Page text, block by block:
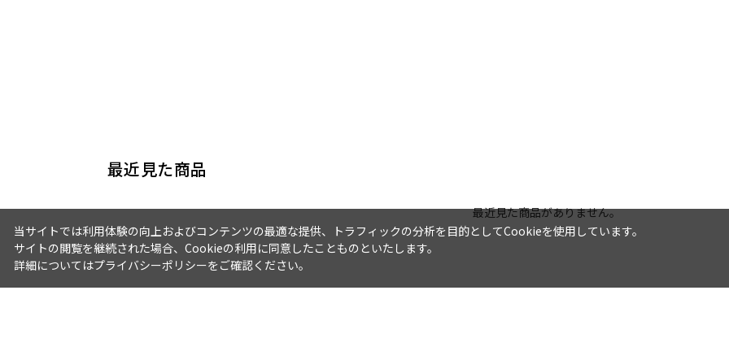
最近見た商品
最近見た商品がありません。
当サイトでは利用体験の向上およびコンテンツの最適な提供、トラフィックの分析を目的としてCookieを使用しています。
サイトの閲覧を継続された場合、Cookieの利用に同意したことものといたします。
詳細についてはプライバシーポリシーをご確認ください。